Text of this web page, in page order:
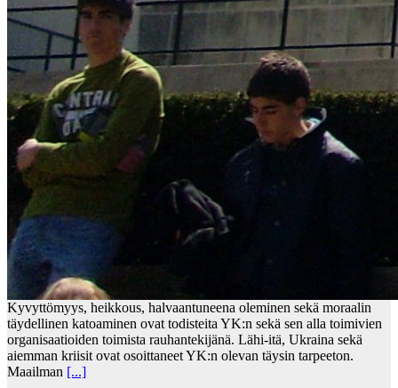
Kyvyttömyys, heikkous, halvaantuneena oleminen sekä moraalin
täydellinen katoaminen ovat todisteita YK:n sekä sen alla toimivien
organisaatioiden toimista rauhantekijänä. Lähi-itä, Ukraina sekä
aiemman kriisit ovat osoittaneet YK:n olevan täysin tarpeeton.
Maailman [...]